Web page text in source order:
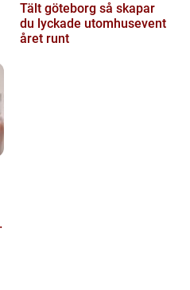
Tält göteborg så skapar
du lyckade utomhusevent
året runt